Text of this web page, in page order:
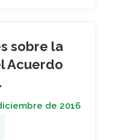
sobre la
Acuerdo
de 2016